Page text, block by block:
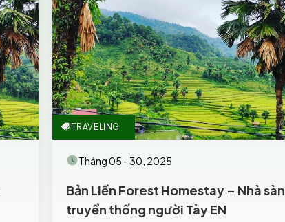
TRAVELING
Tháng 05 - 30, 2025
Bản Liền Forest Homestay – Nhà sàn
truyền thống người Tày EN